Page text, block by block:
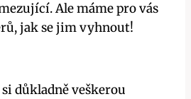
Ale máme pro vás
jak se jim vyhnout!
důkladně veškerou